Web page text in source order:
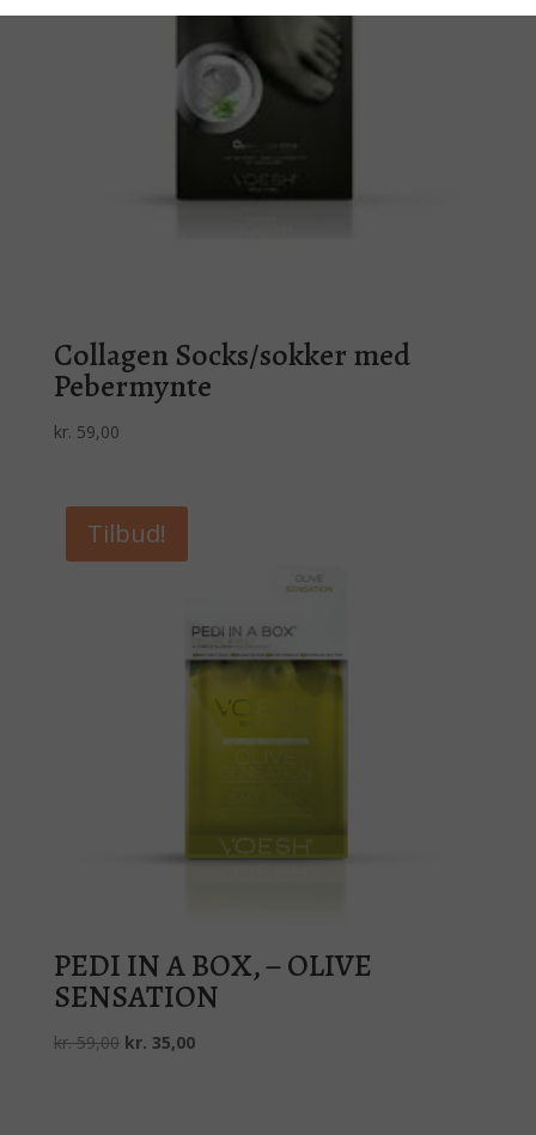
Collagen Socks/sokker med
Pebermynte
kr. 59,00
Tilbud!
PEDI IN A BOX, – OLIVE
SENSATION
kr.59,00 Den
kr. 35,00Den